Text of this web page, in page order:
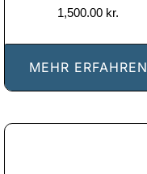
1,500.00 kr.
MEHR ERFAHREN